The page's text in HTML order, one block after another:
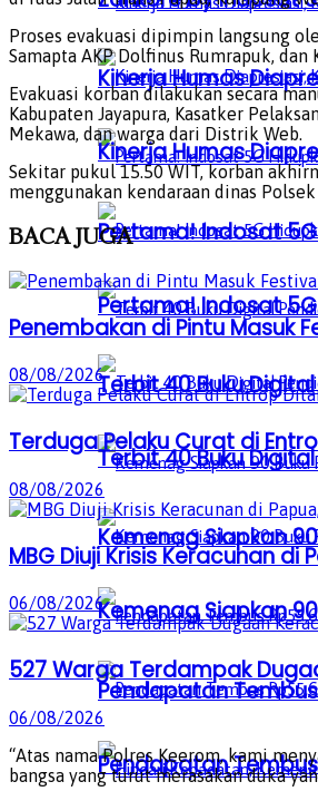
Kinerja Humas
Pertama! Indosat 5G
Terbit 40 Buku
Kemenag Siapkan
Pendapatan
Kinerja Humas
Pertama! Indosat 5G
Terbit 40 Buku
Kemenag Siapkan
Pendapatan
Proses evakuasi dipimpin langsung
Samapta AKP Dolfinus Rumrapuk, dan
Evakuasi korban dilakukan secara
Kabupaten Jayapura, Kasatker
Mekawa, dan warga dari Distrik Web.
Sekitar pukul 15.50 WIT, korban
menggunakan kendaraan dinas
BACAJUGA
Penembakan di Pintu Masuk
08/08/2026
Terduga Pelaku Curat di
08/08/2026
MBG Diuji Krisis Keracunan di
06/08/2026
527 Warga Terdampak
06/08/2026
“Atas nama Polres Keerom, kami
bangsa yang turut merasakan duka